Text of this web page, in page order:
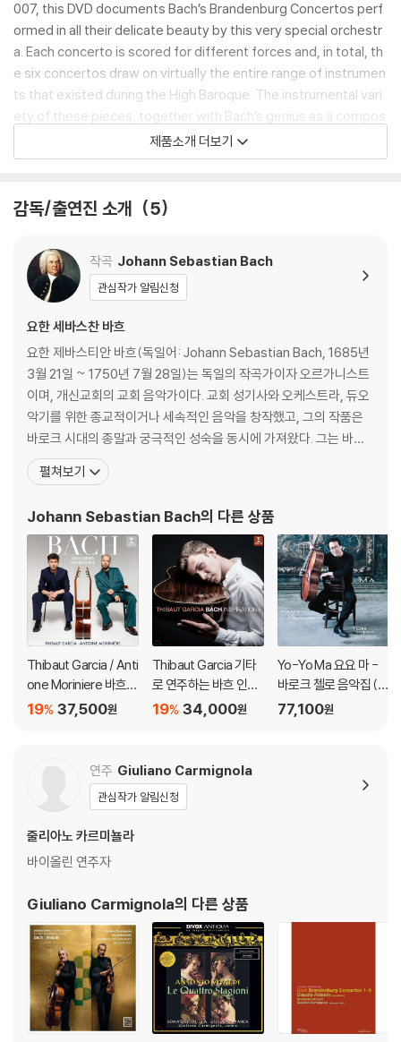
007, this DVD documents Bach’s Brandenburg Concertos perf
ormed in all their delicate beauty by this very special orchestr
a. Each concerto is scored for different forces and, in total, th
e six concertos draw on virtually the entire range of instrumen
ts that existed during the High Baroque. The instrumental vari
ety of these pieces, together with Bach’s genius as a compos
er, ensured that the Brandenburg Concertos soon came to oc
cupy a key position in the history of music, a position they con
mignola and the Orchestra Mozart achieve a wonderful homo
ber music at its very best and the DVD recording allows you to
share in an audio-visual feast!
※ 4K블루레이, 3D 블루레이 재생 관련 안내
1) 4K UHD 디스크는 대용량의 데이터 전송이 필요하므로 4K전용 플레
이어를 사용하셔야 합니다. 더불어 플레이어 소프트웨어 최신 버전의 업데
이트, 대용량 케이블 사용이 필수입니다.
2) 3D 블루레이는 전용 플레이어와 3D 지원 TV를 통해서만 재생 가능합
니다.
1) 제작/배송 과정에서 경미한 아웃케이스 주름, 모서리 눌림 및 갈라짐이
발생할 수 있습니다. 반품을 원하실 경우 미개봉 상태로 문의 부탁드립니
2) 스틸북 케이스 제작 과정에서 기포 혹은 경미한 인쇄 오류가 발생할 수
있습니다.
3) 렌티큘러 스틸북의 경우, 보호필름이 붙어 판매되기도 합니다. 보호필
름 손상에 의한 교환/반품은 불가합니다.
4) 본품 보호를 위해 노란색의 카톤 박스로 재포장한 경우, 카톤박스 손상
에 의한 교환/반품은 불가합니다.
5) 아웃케이스/구성품/포장 상태 불량에 의한 교환/반품 신청시 불량 확
※ 디스크 재생 불량
가하니 최신 소프트웨어로 업데이트된 DVD/BD 전용 기기에서 재생하실
것을 권유해 드립니다.
를 마른 천으로 닦으시거나, DVD 클리너 등 전용 제품을 이용하면 대부분
해결됩니다.
3) 일부 PC 연결형 ODD의 경우 호환 상의 문제로 정상적인 디스크도 재
생이 불가능한 경우가 있습니다. 독립형 전용 플레이어 사용을 권장드리
며, ODD 사용으로 인한 재생 불량의 경우 교환 시에도 동일한 오류가 발
생할 수 있음을 알려드립니다.
제품소개 더보기
감독/출연진 소개 5
작곡 Johann Sebastian Bach
관심작가 알림신청
요한 세바스찬 바흐
요한 제바스티안 바흐(독일어: Johann Sebastian Bach, 1685년
3월 21일 ~ 1750년 7월 28일)는 독일의 작곡가이자 오르가니스트
이며, 개신교회의 교회 음악가이다. 교회 성기사와 오케스트라, 듀오
악기를 위한 종교적이거나 세속적인 음악을 창작했고, 그의 작품은
바로크 시대의 종말과 궁극적인 성숙을 동시에 가져왔다. 그는 바로
크 시대의 최후에 위치하는 대가로서, 일반적인 작품은 독일음악의
전통에 깊이 뿌리박고 있을 뿐 아니라, 그 위에 이탈리아나 프랑스의
였다. 종교적 작품은 기존 구교 음
펼쳐보기
Johann Sebastian Bach의 다른 상품
Thibaut Garcia / Anti
one Moriniere 바흐:
골드베르크 변주곡 (B
37,500원
19%
Thibaut Garcia 기타
로 연주하는 바흐 인스
퍼레이션 (Bach Inspir
34,000원
19%
Yo-Yo Ma 요요 마 -
바로크 첼로 음악집 (Si
mply Baroque) [청록
77,100원
연주 Giuliano Carmignola
관심작가 알림신청
줄리아노 카르미뇰라
바이올린 연주자
Giuliano Carmignola의 다른 상품